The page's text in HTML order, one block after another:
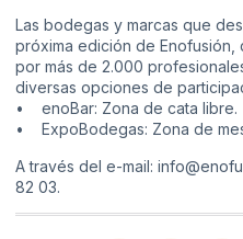
Las bodegas y marcas que
próxima edición de
por más de 2.000
diversas opciones de
• enoBar: Zona de cata libre.
• ExpoBodegas: Zona de
A través del e-mail:
82 03.